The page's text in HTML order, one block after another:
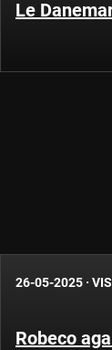
Le
26-05-2025 ·
Robeco